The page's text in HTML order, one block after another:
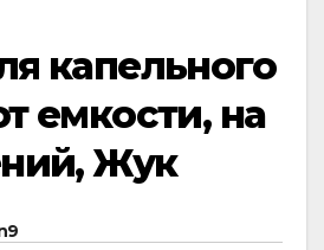
капельного
емкости, на
Жук